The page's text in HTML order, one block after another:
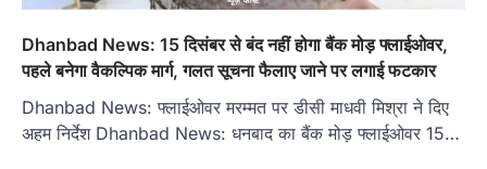
Dhanbad News: 15 दिसंबर से बंद नहीं होगा बैंक मोड़ फ्लाईओवर,
पहले बनेगा वैकल्पिक मार्ग, गलत सूचना फैलाए जाने पर लगाई फटकार
Dhanbad News: फ्लाईओवर मरम्मत पर डीसी माधवी मिश्रा ने दिए
अहम निर्देश Dhanbad News: धनबाद का बैंक मोड़ फ्लाईओवर 15…